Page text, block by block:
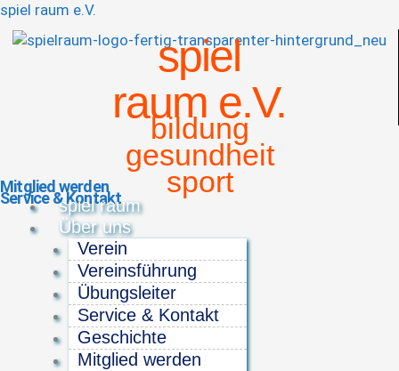
spiel raum e.V.
spiel
raum e.V.
bildung
gesundheit
sport
Mitglied werden
Service & Kontakt
Menü
spiel raum
Über uns
Verein
Vereinsführung
Übungsleiter
Service & Kontakt
Geschichte
Mitglied werden